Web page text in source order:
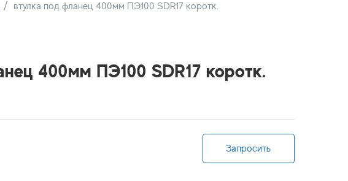
втулка под фланец 400мм ПЭ100 SDR17 коротк.
400мм ПЭ100 SDR17 коротк.
Запросить